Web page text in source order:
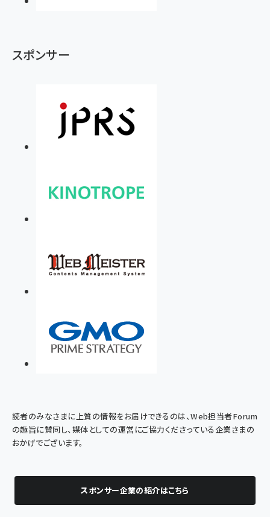
スポンサー
読者のみなさまに上質の情報をお届けできるのは、Web担当者Forum
の趣旨に賛同し、媒体としての運営にご協力くださっている企業さまの
おかげでございます。
スポンサー企業の紹介はこちら